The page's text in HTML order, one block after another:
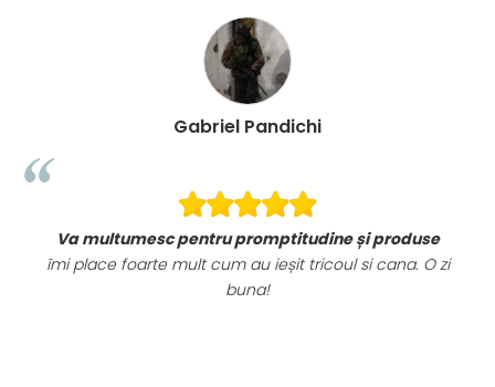
decat incantata de ele, materialele
sunt foarte calitative,
am ramas placut impresionata, abia
Va multumesc
îmi place foarte